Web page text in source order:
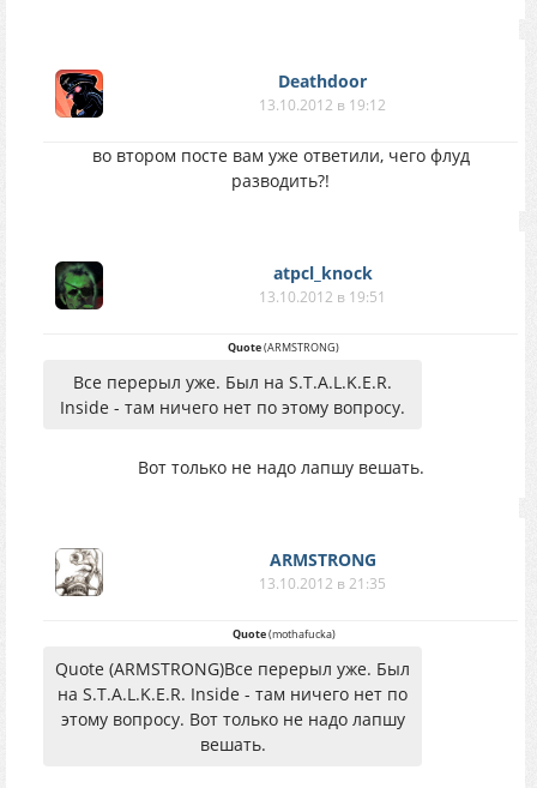
Deathdoor
13.10.2012 в 19:12
во втором посте вам уже ответили, чего флуд
разводить?!
atpcl_knock
13.10.2012 в 19:51
Quote(ARMSTRONG)
Все перерыл уже. Был на S.T.A.L.K.E.R.
Inside - там ничего нет по этому вопросу.
Вот только не надо лапшу вешать.
ARMSTRONG
13.10.2012 в 21:35
Quote(mothafucka)
Quote (ARMSTRONG)Все перерыл уже. Был
на S.T.A.L.K.E.R. Inside - там ничего нет по
этому вопросу. Вот только не надо лапшу
вешать.